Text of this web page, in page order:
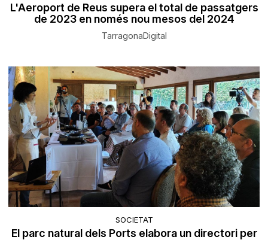
L'Aeroport de Reus supera el total de passatgers
de 2023 en només nou mesos del 2024
TarragonaDigital
SOCIETAT
El parc natural dels Ports elabora un directori per